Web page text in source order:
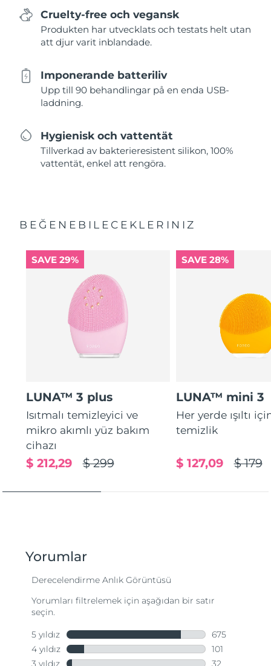
Cruelty-free och vegansk
Produkten har utvecklats och testats helt utan
att djur varit inblandade.
Imponerande batteriliv
Upp till 90 behandlingar på en enda USB-
laddning.
Hygienisk och vattentät
Tillverkad av bakterieresistent silikon, 100%
vattentät, enkel att rengöra.
BEĞENEBILECEKLERINIZ
SAVE 29%
LUNA™ 3 plus
Isıtmalı temizleyici ve
mikro akımlı yüz bakım
cihazı
$ 299
$ 212,29
SAVE 28%
LUNA™ mini 3
Her yerde ışıltı
temizlik
$ 179
$ 127,09